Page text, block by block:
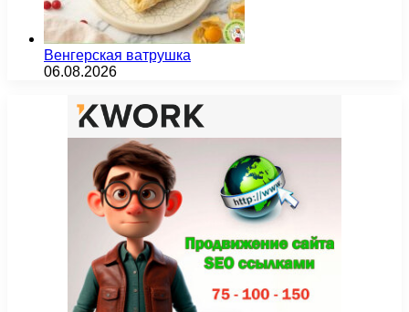
Венгерская ватрушка
06.08.2026